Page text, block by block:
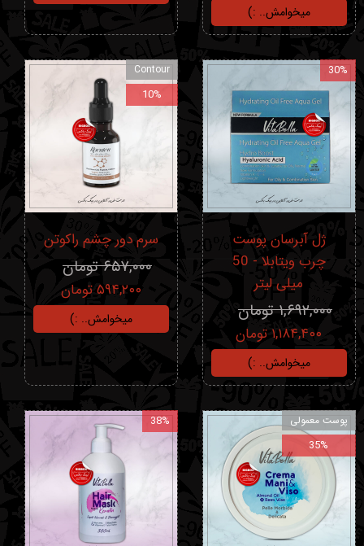
میخوامش.. :)
ژل آبرسان پوست
چرب ویتابلا - 50
میلی لیتر
۱,۶۹۲,۰۰۰ تومان
۱,۱۸۴,۴۰۰ تومان
میخوامش.. :)
30%
سرم دور چشم راکوتن
۶۵۷,۰۰۰ تومان
۵۹۴,۲۰۰ تومان
میخوامش.. :)
Contour
10%
پوست معمولی
35%
38%